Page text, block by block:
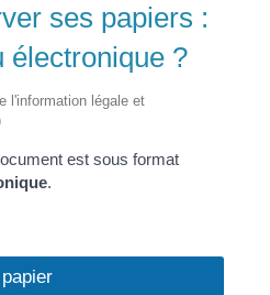
ses papiers :
électronique ?
l'information légale et
est sous format
.